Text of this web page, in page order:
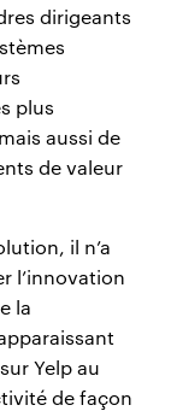
dirigeants
plus
aussi de
de valeur
il n’a
l’innovation
la
Yelp au
de façon